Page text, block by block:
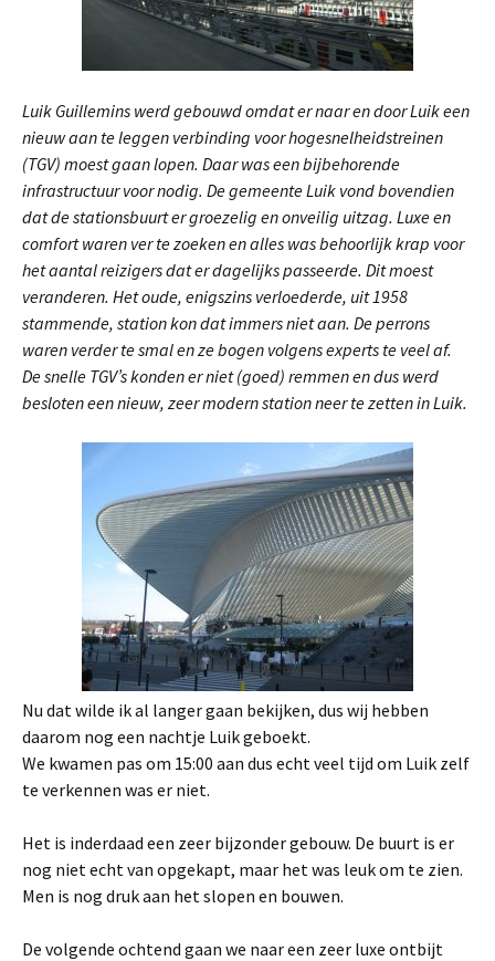
Luik Guillemins werd gebouwd omdat er naar en door Luik een
nieuw aan te leggen verbinding voor hogesnelheidstreinen
(TGV) moest gaan lopen. Daar was een bijbehorende
infrastructuur voor nodig. De gemeente Luik vond bovendien
dat de stationsbuurt er groezelig en onveilig uitzag. Luxe en
comfort waren ver te zoeken en alles was behoorlijk krap voor
het aantal reizigers dat er dagelijks passeerde. Dit moest
veranderen. Het oude, enigszins verloederde, uit 1958
stammende, station kon dat immers niet aan. De perrons
waren verder te smal en ze bogen volgens experts te veel af.
De snelle TGV’s konden er niet (goed) remmen en dus werd
besloten een nieuw, zeer modern station neer te zetten in Luik.
Nu dat wilde ik al langer gaan bekijken, dus wij hebben
daarom nog een nachtje Luik geboekt.
We kwamen pas om 15:00 aan dus echt veel tijd om Luik zelf
te verkennen was er niet.
Het is inderdaad een zeer bijzonder gebouw. De buurt is er
nog niet echt van opgekapt, maar het was leuk om te zien.
Men is nog druk aan het slopen en bouwen.
De volgende ochtend gaan we naar een zeer luxe ontbijt